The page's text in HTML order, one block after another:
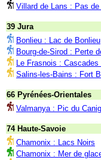
Villard de Lans : Pas de
39 Jura
Bonlieu : Lac de Bonlieu
Bourg-de-Sirod : Perte
Le Frasnois :
Salins-les-Bains : Fort
66 Pyrénées-Orientales
Valmanya : Pic du
74 Haute-Savoie
Chamonix : Lacs Noirs
Chamonix : Mer de